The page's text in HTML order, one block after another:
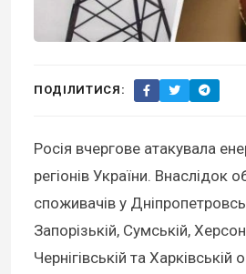
ПОДІЛИТИСЯ:
Росія вчергове атакувала
регіонів України. Внаслідок
споживачів у
Запорізькій, Сумській,
Чернігівській та Харківській